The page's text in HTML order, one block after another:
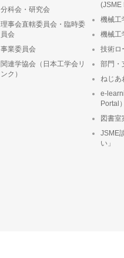
分科会・研究会
理事会直轄委員会・臨時委
員会
事業委員会
関連学協会（日本工学会リ
ンク）
(JSME
機械工
機械工
技術ロ
部門・
ねじあ
e-
Portal）
図書室
JSME
い」